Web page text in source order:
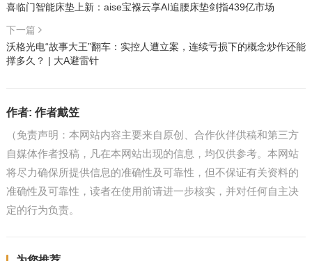
喜临门智能床垫上新：aise宝褓云享AI追腰床垫剑指439亿市场
下一篇
沃格光电“故事大王”翻车：实控人遭立案，连续亏损下的概念炒作还能
撑多久？ | 大A避雷针
作者: 作者戴笠
（免责声明：本网站内容主要来自原创、合作伙伴供稿和第三方
自媒体作者投稿，凡在本网站出现的信息，均仅供参考。本网站
将尽力确保所提供信息的准确性及可靠性，但不保证有关资料的
准确性及可靠性，读者在使用前请进一步核实，并对任何自主决
定的行为负责。